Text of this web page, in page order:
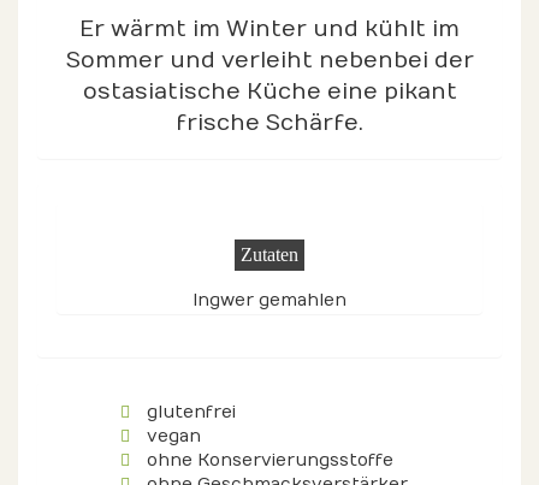
Er wärmt im Winter und kühlt im
Sommer und verleiht nebenbei der
ostasiatische Küche eine pikant
frische Schärfe.
Zutaten
Ingwer gemahlen
glutenfrei
vegan
ohne Konservierungsstoffe